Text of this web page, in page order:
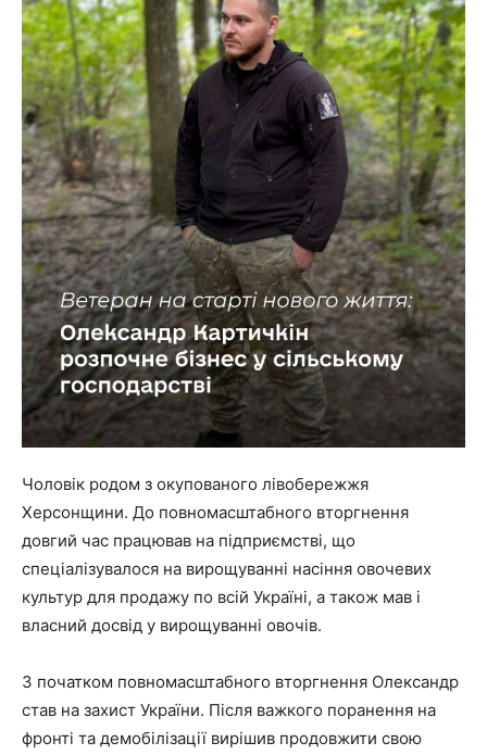
Чоловік родом з окупованого лівобережжя
Херсонщини. До повномасштабного вторгнення
довгий час працював на підприємстві, що
спеціалізувалося на вирощуванні насіння овочевих
культур для продажу по всій Україні, а також мав і
власний досвід у вирощуванні овочів.
З початком повномасштабного вторгнення Олександр
став на захист України. Після важкого поранення на
фронті та демобілізації вирішив продовжити свою